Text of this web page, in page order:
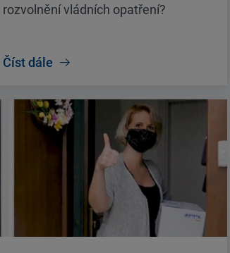
rozvolnění vládních opatření?
Číst dále